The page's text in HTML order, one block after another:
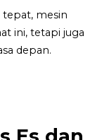
tepat, mesin
ini, tetapi juga
depan.